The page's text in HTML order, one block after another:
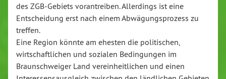
des ZGB-Gebiets vorantreiben. Allerdings ist eine
Entscheidung erst nach einem Abwägungsprozess zu
treffen.
Eine Region könnte am ehesten die politischen,
wirtschaftlichen und sozialen Bedingungen im
Braunschweiger Land vereinheitlichen und einen